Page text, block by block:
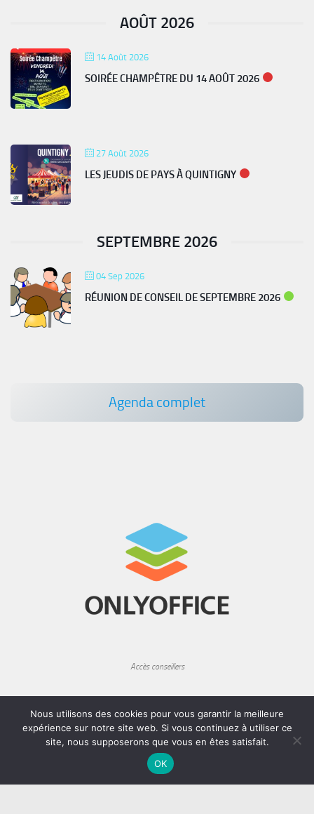
AOÛT 2026
14 Août 2026
SOIRÉE CHAMPÊTRE DU 14 AOÛT 2026
27 Août 2026
LES JEUDIS DE PAYS À QUINTIGNY
SEPTEMBRE 2026
04 Sep 2026
RÉUNION DE CONSEIL DE SEPTEMBRE 2026
Agenda complet
Accès conseillers
Rechercher
Rechercher
Nous utilisons des cookies pour vous garantir la meilleure
expérience sur notre site web. Si vous continuez à utiliser ce
site, nous supposerons que vous en êtes satisfait.
OK